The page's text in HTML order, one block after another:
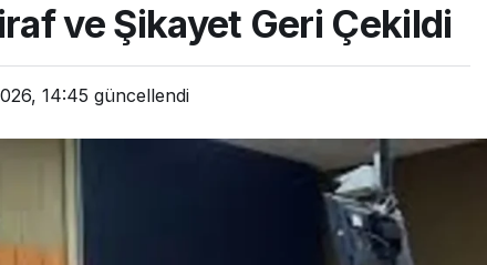
ve Şikayet Geri Çekildi
14:45 güncellendi
Tartışması
Son Dakika
3 ay önce
Çaykur Rizespor, Beşiktaş’ı
Ağırlıyor!